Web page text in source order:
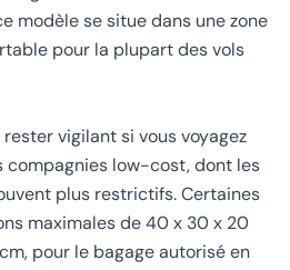
modèle se situe dans une zone
pour la plupart des vols
vigilant si vous voyagez
compagnies low-cost, dont les
plus restrictifs. Certaines
maximales de 40 x 30 x 20
pour le bagage autorisé en